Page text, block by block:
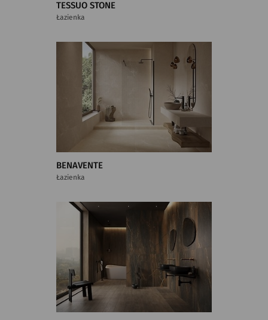
TESSUO STONE
Łazienka
BENAVENTE
Łazienka